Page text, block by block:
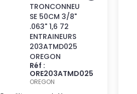
TRONCONNEU
SE 50CM 3/8"
.063" 1,6 72
ENTRAINEURS
203ATMD025
OREGON
Réf :
ORE203ATMD025
OREGON